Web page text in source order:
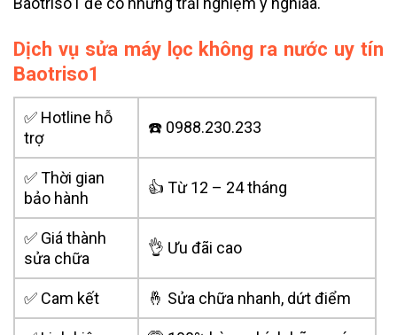
Dịch vụ sửa máy lọc không ra nước uy tín
Baotriso1
✅ Hotline hỗ
trợ
☎️ 0988.230.233
✅ Thời gian
bảo hành
👍 Từ 12 – 24 tháng
✅ Giá thành
sửa chữa
👌 Ưu đãi cao
✅ Cam kết 🤞 Sửa chữa nhanh, dứt điểm